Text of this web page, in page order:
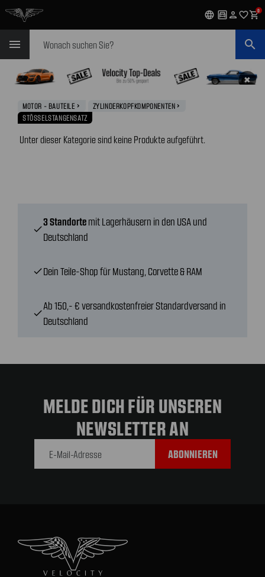
language garage person favorite_outlineshopping_cart0
menu search
✖
MOTOR - BAUTEILE navigate_next ZYLINDERKOPFKOMPONENTEN navigate_next
STÖSSELSTANGENSATZ
Unter dieser Kategorie sind keine Produkte aufgeführt.
check
3 Standorte mit Lagerhäusern in den USA und
Deutschland
checkDein Teile-Shop für Mustang, Corvette & RAM
check
Ab 150,- € versandkostenfreier Standardversand in
Deutschland
MELDE DICH FÜR UNSEREN
NEWSLETTER AN